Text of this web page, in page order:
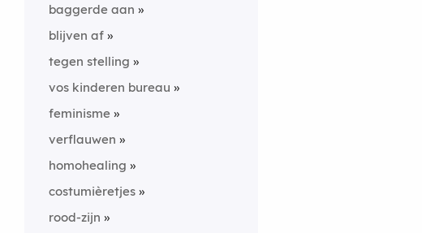
baggerde aan
blijven af
tegen stelling
vos kinderen bureau
feminisme
verflauwen
homohealing
costumièretjes
rood-zijn